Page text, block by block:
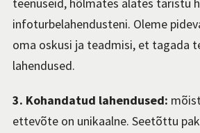
infoturbelahendusteni. Oleme
oma oskusi ja teadmisi, et tagada
lahendused.
3. Kohandatud lahendused:
ettevõte on unikaalne. Seetõttu